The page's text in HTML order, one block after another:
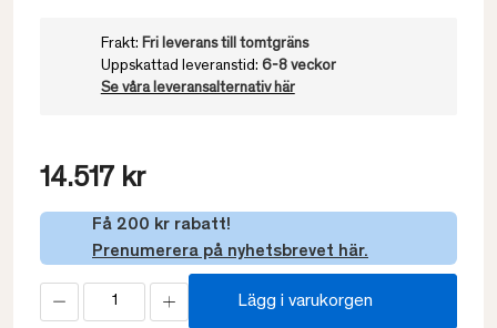
Frakt: Fri leverans till tomtgräns
Uppskattad leveranstid: 6-8 veckor
Se våra leveransalternativ här
14.517 kr
Få 200 kr rabatt!
Prenumerera på nyhetsbrevet här.
Lägg i varukorgen